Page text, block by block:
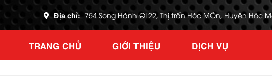
Địa chỉ: 754 Song Hành QL22, Thị trấn Hóc MÔn, Huyện Hóc
TRANG CHỦ GIỚI THIỆU DỊCH VỤ